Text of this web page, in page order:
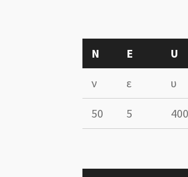
N E U
ν
ε υ
50 5 400